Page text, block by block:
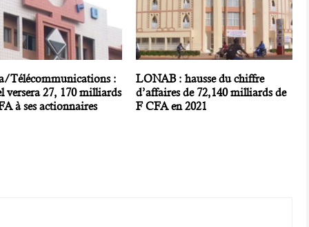
Télécommunications :
versera 27, 170 milliards
à ses actionnaires
LONAB : hausse du chiffre
d’affaires de 72,140 milliards de
F CFA en 2021